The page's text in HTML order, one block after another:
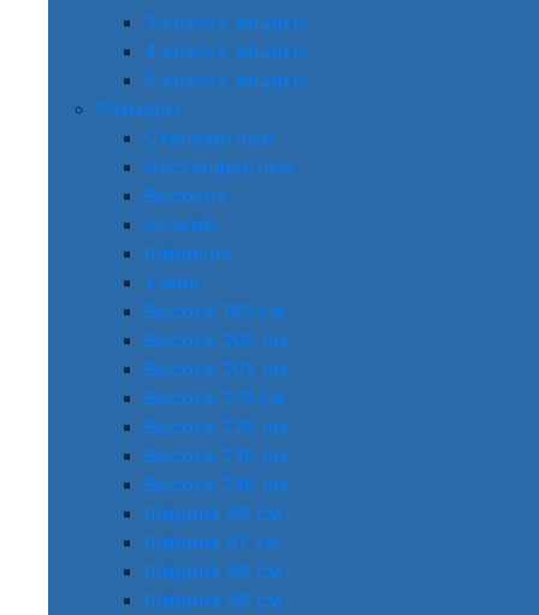
3 класса защиты
4 класса защиты
5 класса защиты
Размеры
Стандартные
Нестандартные
Высокие
Низкие
Широкие
Узкие
Высота 190 см
Высота 200 см
Высота 205 см
Высота 210 см
Высота 220 см
Высота 230 см
Высота 240 см
Ширина 86 см
Ширина 87 см
Ширина 88 см
Ширина 96 см